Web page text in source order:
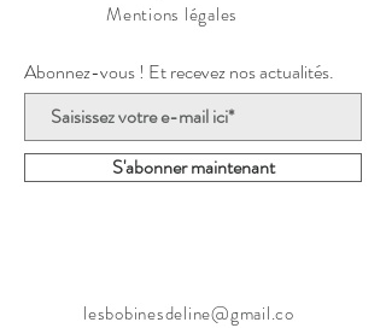
Mentions légales
Abonnez-vous ! Et recevez nos actualités.
S'abonner maintenant
lesbobinesdeline@gmail.co